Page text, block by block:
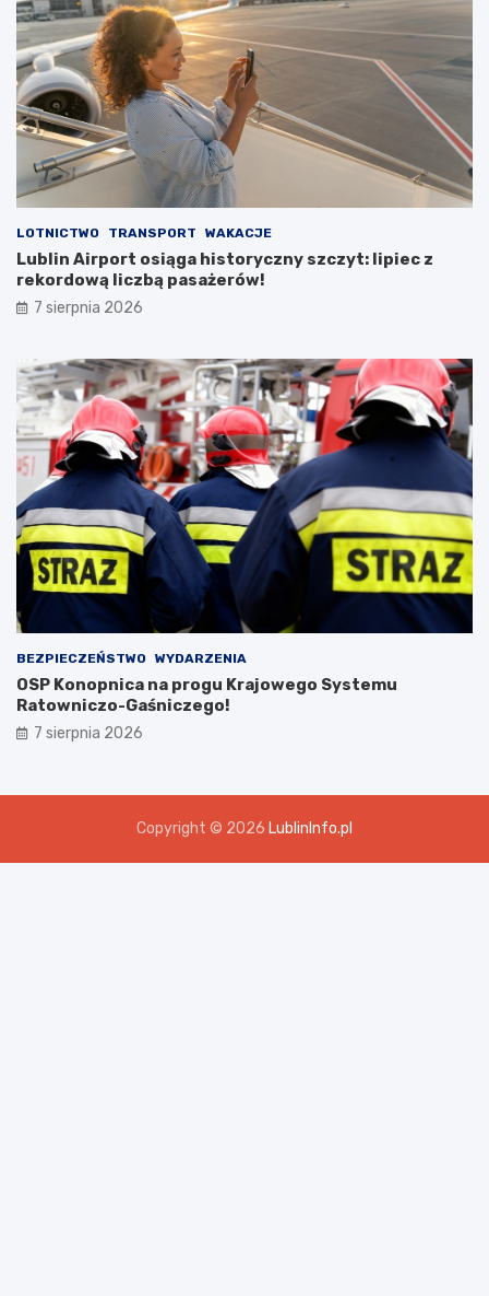
u
s
t
o
s
t
a
u
LOTNICTWO TRANSPORT WAKACJE
Lublin Airport osiąga historyczny szczyt: lipiec z
rekordową liczbą pasażerów!
7 sierpnia 2026
BEZPIECZEŃSTWO WYDARZENIA
OSP Konopnica na progu Krajowego Systemu
Ratowniczo-Gaśniczego!
7 sierpnia 2026
Copyright © 2026 LublinInfo.pl